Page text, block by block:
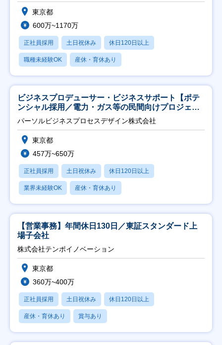
東京都
600万~1170万
正社員採用 土日祝休み 休日120日以上
職種未経験OK 産休・育休あり
ビジネスプロデューサー・ビジネスサポート【ポテ
ンシャル採用／電力・ガス等の民間向けプロジェク
ト推進】
パーソルビジネスプロセスデザイン株式会社
東京都
457万~650万
正社員採用 土日祝休み 休日120日以上
業界未経験OK 産休・育休あり
【営業事務】年間休日130日／東証スタンダード上
場子会社
株式会社テンポイノベーション
東京都
360万~400万
正社員採用 土日祝休み 休日120日以上
産休・育休あり 賞与あり